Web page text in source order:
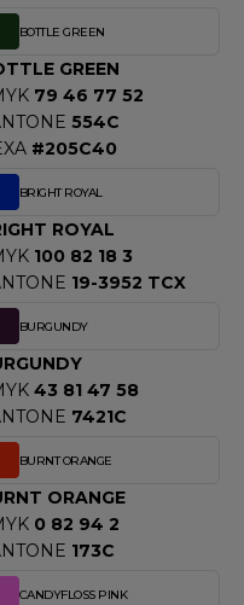
BOTTLE GREEN
GREEN
79 46 77 52
554C
#205C40
BRIGHT ROYAL
ROYAL
100 82 18 3
19-3952 TCX
BURGUNDY
43 81 47 58
7421C
BURNT ORANGE
ORANGE
0 82 94 2
173C
CANDYFLOSS PINK